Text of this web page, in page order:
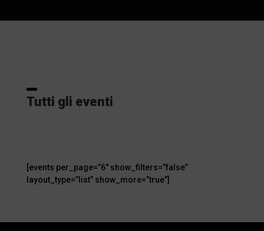
Tutti gli eventi
[events per_page=”6″ show_filters=”false”
layout_type=”list” show_more=”true”]